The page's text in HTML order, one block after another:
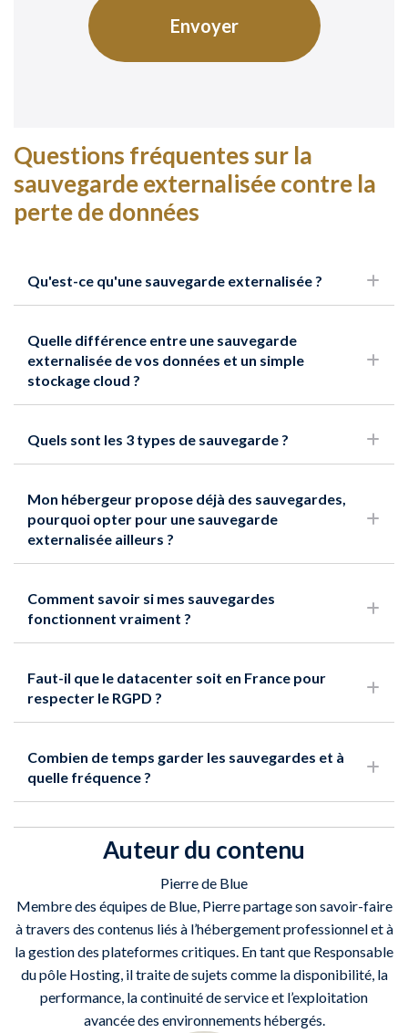
Questions fréquentes sur la
sauvegarde externalisée contre la
perte de données
Qu'est-ce qu'une sauvegarde externalisée ?
Quelle différence entre une sauvegarde
externalisée de vos données et un simple
stockage cloud ?
Quels sont les 3 types de sauvegarde ?
Mon hébergeur propose déjà des sauvegardes,
pourquoi opter pour une sauvegarde
externalisée ailleurs ?
Comment savoir si mes sauvegardes
fonctionnent vraiment ?
Faut-il que le datacenter soit en France pour
respecter le RGPD ?
Combien de temps garder les sauvegardes et à
quelle fréquence ?
Auteur du contenu
Pierre de Blue
Membre des équipes de Blue, Pierre partage son savoir-faire
à travers des contenus liés à l’hébergement professionnel et à
la gestion des plateformes critiques. En tant que Responsable
du pôle Hosting, il traite de sujets comme la disponibilité, la
performance, la continuité de service et l’exploitation
avancée des environnements hébergés.